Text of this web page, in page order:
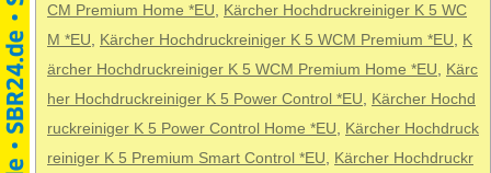
CM Premium Home *EU
Kärcher Hochdruckreiniger K 5 WC
M *EU
Kärcher Hochdruckreiniger K 5 WCM Premium *EU
K
ärcher Hochdruckreiniger K 5 WCM Premium Home *EU
Kärc
her Hochdruckreiniger K 5 Power Control *EU
Kärcher Hochd
ruckreiniger K 5 Power Control Home *EU
Kärcher Hochdruck
reiniger K 5 Premium Smart Control *EU
Kärcher Hochdruckr